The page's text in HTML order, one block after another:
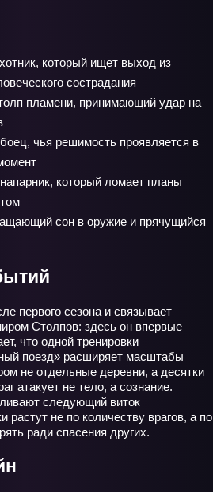
который ищет выход из
сострадания
пламени, принимающий удар на
чья решимость проявляется в
который ломает планы
сон в оружие и прячущийся
первого сезона и связывает
Столпов: здесь он впервые
что одной тренировки
поезд» расширяет масштабы
не отдельные деревни, а десятки
атакует не тело, а сознание.
следующий виток
растут не по количеству врагов, а по
ради спасения других.